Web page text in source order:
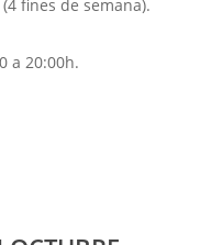
fines de semana).
a 20:00h.